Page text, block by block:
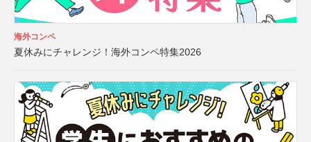
海外コンペ
夏休みにチャレンジ！海外コンペ特集2026